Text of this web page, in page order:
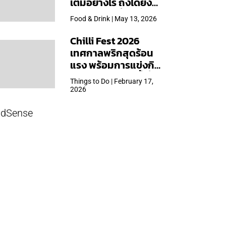
ใหญ่สุดเท่าที่เคยจัดมา
Food & Drink | May 13, 2026
Chilli Fest 2026
เทศกาลพริกสุดร้อน
แรง พร้อมการแข่งกิน
พริก จัด 28 มี.ค.นี้ ที่โรง
แรมคิมป์ตัน มาลัยฯ
Things to Do | February 17,
2026